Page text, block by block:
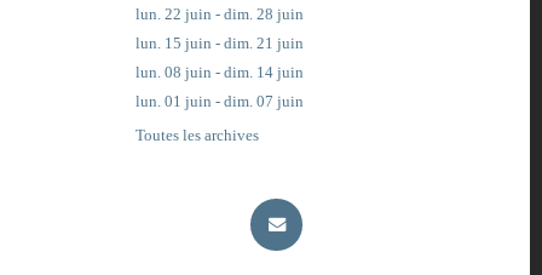
lun. 22 juin - dim. 28 juin
lun. 15 juin - dim. 21 juin
lun. 08 juin - dim. 14 juin
lun. 01 juin - dim. 07 juin
Toutes les archives